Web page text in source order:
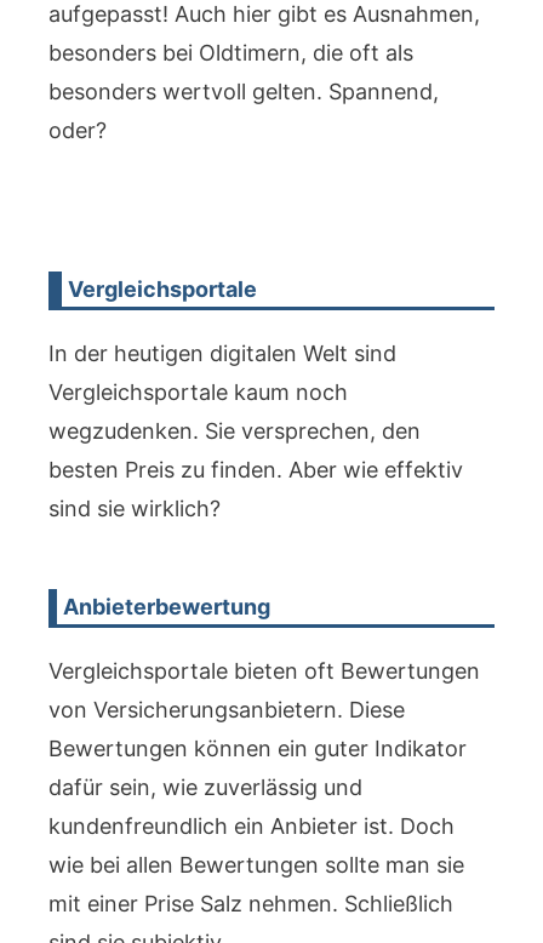
aufgepasst! Auch hier gibt es Ausnahmen,
besonders bei Oldtimern, die oft als
besonders wertvoll gelten. Spannend,
oder?
Vergleichsportale
In der heutigen digitalen Welt sind
Vergleichsportale kaum noch
wegzudenken. Sie versprechen, den
besten Preis zu finden. Aber wie effektiv
sind sie wirklich?
Anbieterbewertung
Vergleichsportale bieten oft Bewertungen
von Versicherungsanbietern. Diese
Bewertungen können ein guter Indikator
dafür sein, wie zuverlässig und
kundenfreundlich ein Anbieter ist. Doch
wie bei allen Bewertungen sollte man sie
mit einer Prise Salz nehmen. Schließlich